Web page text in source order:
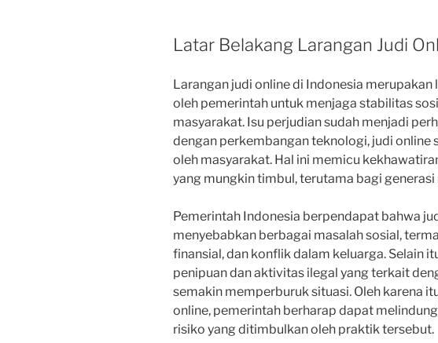
Latar Belakang Larangan Judi
Larangan judi online di Indonesia merupakan
oleh pemerintah untuk menjaga stabilitas
masyarakat. Isu perjudian sudah menjadi
dengan perkembangan teknologi, judi online
oleh masyarakat. Hal ini memicu
yang mungkin timbul, terutama bagi generasi
Pemerintah Indonesia berpendapat bahwa
menyebabkan berbagai masalah sosial,
finansial, dan konflik dalam keluarga. Selain
penipuan dan aktivitas ilegal yang terkait
semakin memperburuk situasi. Oleh karena
online, pemerintah berharap dapat
risiko yang ditimbulkan oleh praktik tersebut.